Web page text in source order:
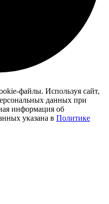
файлы. Используя сайт,
данных при
информация об
указана в Политике